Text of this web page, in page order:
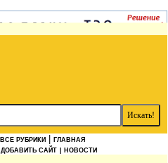
ВСЕ РУБРИКИ
ГЛАВНАЯ
ДОБАВИТЬ САЙТ | НОВОСТИ